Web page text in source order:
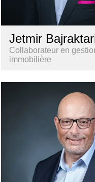
Jetmir
Collaborateur en
immobilière